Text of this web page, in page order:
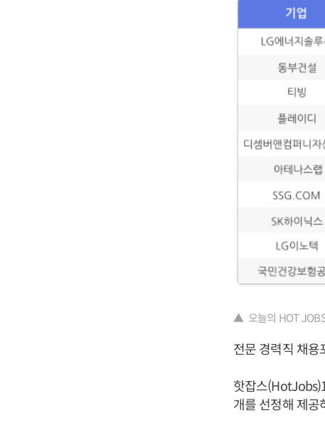
▲ 오늘의 HOT
전문 경력직 채용
핫잡스
개를 선정해 제공